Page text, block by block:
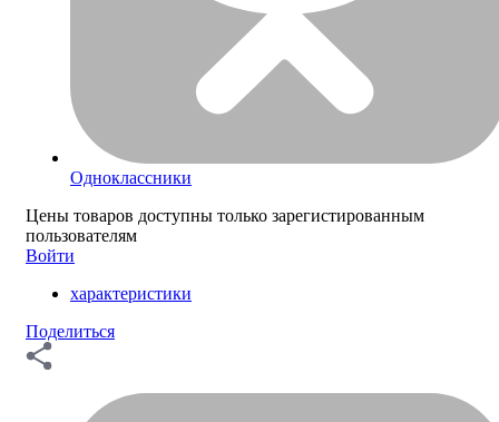
Одноклассники
Цены товаров доступны только зарегистированным
пользователям
Войти
характеристики
Поделиться